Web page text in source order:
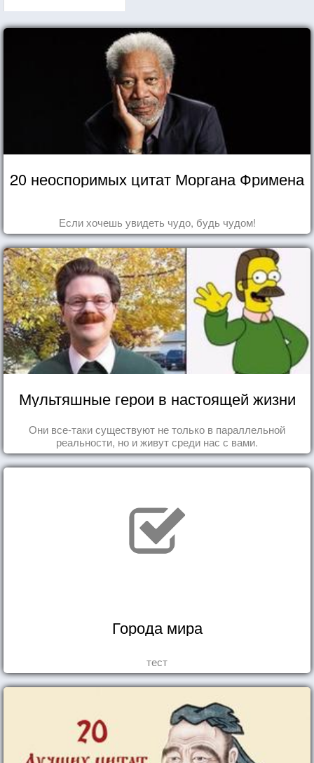
20 неоспоримых цитат Моргана Фримена
Если хочешь увидеть чудо, будь чудом!
Мультяшные герои в настоящей жизни
Они все-таки существуют не только в параллельной
реальности, но и живут среди нас с вами.
Города мира
тест